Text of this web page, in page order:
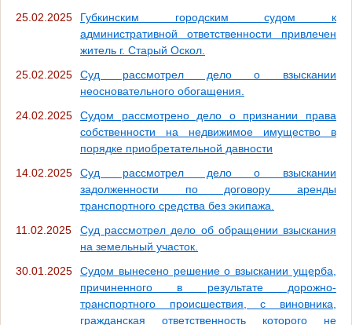
25.02.2025
Губкинским городским судом к
административной ответственности привлечен
житель г. Старый Оскол.
25.02.2025
Суд рассмотрел дело о взыскании
неосновательного обогащения.
24.02.2025
Судом рассмотрено дело о признании права
собственности на недвижимое имущество в
порядке приобретательной давности
14.02.2025
Суд рассмотрел дело о взыскании
задолженности по договору аренды
транспортного средства без экипажа.
11.02.2025
Суд рассмотрел дело об обращении взыскания
на земельный участок.
30.01.2025
Судом вынесено решение о взыскании ущерба,
причиненного в результате дорожно-
транспортного происшествия, с виновника,
гражданская ответственность которого не